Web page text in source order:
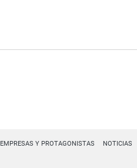
EMPRESAS Y PROTAGONISTAS NOTICIAS